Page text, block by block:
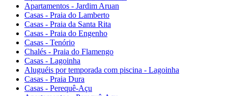
Apartamentos - Jardim Aruan
Casas - Praia do Lamberto
Casas - Praia da Santa Rita
Casas - Praia do Engenho
Casas - Tenório
Chalés - Praia do Flamengo
Casas - Lagoinha
Aluguéis por temporada com piscina - Lagoinha
Casas - Praia Dura
Casas - Perequê-Açu